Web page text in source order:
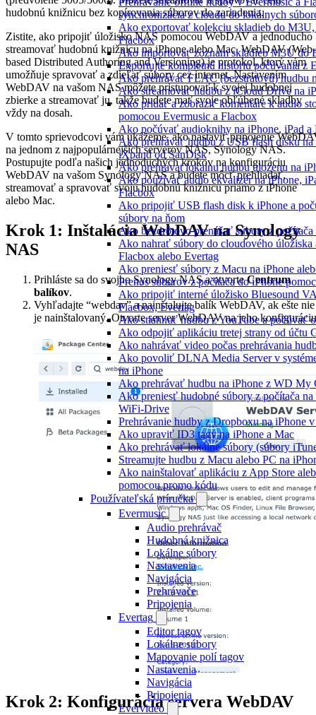
synchronizácia z cloudu do lokálnych
Ako exportovať kolekciu skladieb do
Flacbox
Ako importovať zoznam skladieb M3U do
Exportujte kompletnú históriu počúvania z
Ako prehrávať FLAC (bezstratovú) hudbu
Ako streamovať hudbu z iCloud Drive na
Ako pridať a zobraziť komentáre k audio
pomocou Evermusic a Flacbox
Ako počúvať audioknihy na iPhone, iPad a
Ako prehrávať hudbu z USB flash disku na
iXpand od SanDisk
Ako prehravat lokalnu hudbu ulozenu na
Ako používať audio ekvalizér na iPhone,
Flacbox
Ako pripojiť USB flash disk k iPhone a
súbory na ňom
Ako bezdrôtovo prenášať súbory z
Ako nahrať súbory do cloudového
Flacbox alebo Evertag
Ako preniesť súbory z Macu na iPhone
Prenos súborov z počítača do iPhone
Ako pripojiť interné úložisko Bluesound
Flacbox, Evertag
Ako stiahnuť hudbu z YouTube a počúvať
Ako odpojiť aplikáciu tretej strany od účtu
Ako nahrávať video počas prehrávania
Ako povoliť DLNA Media Server v
na iPhone
Ako prehrávať hudbu na iPhone z WD My
Ako preniesť hudobné súbory z počítača
WiFi-Drive
Prehrávanie hudby z Dropboxu na iPhone
Ako upraviť ID3 tagy na iPhone a Mac
Ako prehrávať lokálne súbory (súbory
Streamujte hudbu z Macu alebo PC na
Ako nainštalovať aplikáciu z App Store
pomocou promo kódu
Používateľská príručka
Evermusic
Audio prehrávač
Hudobná knižnica
Lokálne súbory
Nastavenia
Navigácia
Prehrávače
Pripojenia
Evertag
Editor tagov
Lokálne súbory
Mapovanie polí tagov
Nastavenia
Navigácia
Pripojenia
Evervideo
hudobnú knižnicu bez kopírovania súborov do zariadenia.
Zistite, ako pripojiť úložisko NAS pomocou WebDAV a jednoducho
streamovať hudobnú knižnicu na iPhone alebo Mac. WebDAV (Web-
based Distributed Authoring and Versioning) je protokol, ktorý vám
umožňuje spravovať a zdieľať súbory cez internet. Nastavením
WebDAV na vašom NAS môžete pristupovať k svojej hudobnej
zbierke a streamovať ju, takže budete mať svoje obľúbené skladby
vždy na dosah.
V tomto sprievodcovi vám ukážeme, ako nastaviť pripojenie
na jednom z najpopulárnejších serverov NAS, Synology NAS.
Postupujte podľa našich jednoduchých krokov na konfiguráciu
WebDAV na vašom Synology NAS a budete môcť prehliadať,
streamovať a spravovať svoju hudobnú knižnicu priamo z iPhone
alebo Mac.
Krok 1: Inštalácia WebDAV na Synology
NAS
Prihláste sa do svojho Synology NAS a otvorteCentrum
balíkov.
Vyhľadajte “webdav” a nainštalujte balík WebDAV, ak ešte nie
je nainštalovaný. Otvorte server WebDAV na jeho
Krok 2: Konfigurácia servera WebDAV